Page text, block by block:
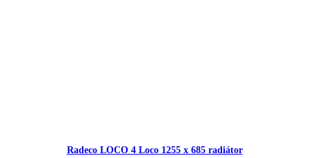
Radeco LOCO 4 Loco 1255 x 685 radiátor